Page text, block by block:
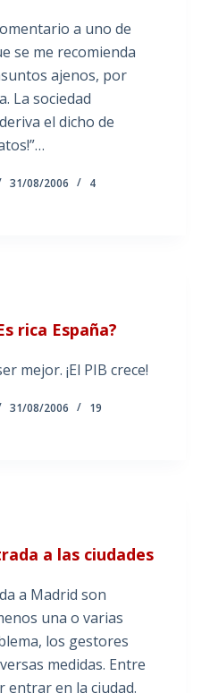
a uno de
se me recomienda
ajenos, por
La sociedad
el dicho de
31/08/2006
4
rica España?
mejor. ¡El PIB crece!
31/08/2006
19
a las ciudades
a Madrid son
una o varias
los gestores
medidas. Entre
entrar en la ciudad.